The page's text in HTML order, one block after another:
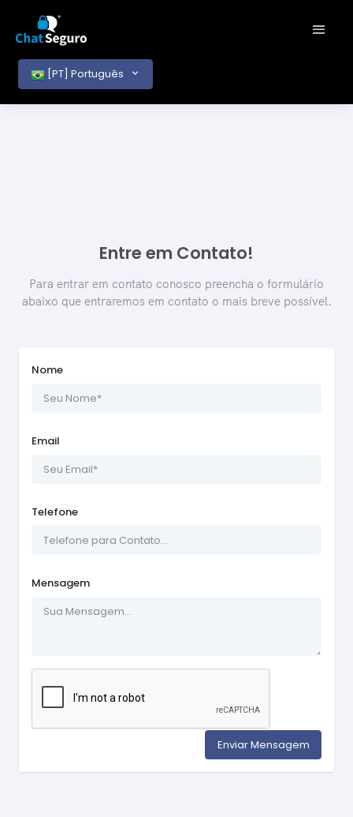
[PT] Português
Entre em Contato!
Para entrar em contato conosco preencha o formulário
abaixo que entraremos em contato o mais breve possível.
Nome
Email
Telefone
Mensagem